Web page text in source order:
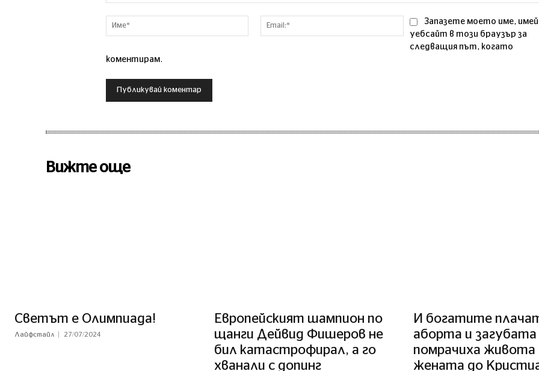
Име*
Email:*Запазете моето име,
уебсайт в този браузър за
следващия път, когато
коментирам.
Вижте още
Светът е Олимпиада!
Лайфстайл 27/07/2024
Европейският шампион по
щанги Дейвид Фишеров не
бил катастрофирал, а го
хванали с допинг
И богатите
аборта и
помрачиха живота
жената до